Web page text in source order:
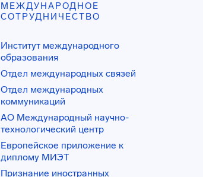
МЕЖДУНАРОДНОЕ
СОТРУДНИЧЕСТВО
Институт международного
образования
Отдел международных связей
Отдел международных
коммуникаций
АО Международный научно-
технологический центр
Европейское приложение к
диплому МИЭТ
Признание иностранных